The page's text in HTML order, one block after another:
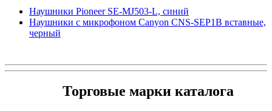
Наушники Pioneer SE-MJ503-L, синий
Наушники с микрофоном Canyon CNS-SEP1B вставные,
черный
Торговые марки каталога